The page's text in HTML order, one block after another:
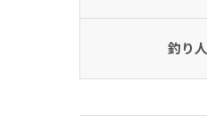
釣り人